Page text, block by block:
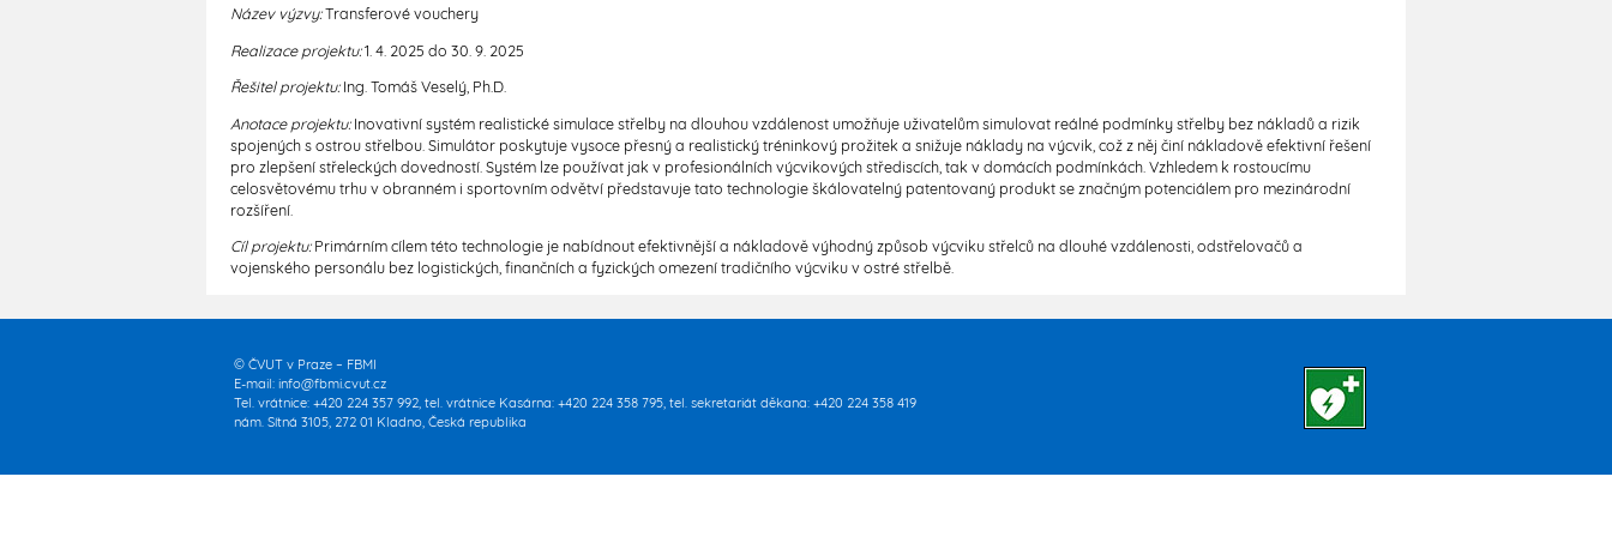
Název výzvy:Transferové vouchery
Realizace projektu:1. 4. 2025 do 30. 9. 2025
Řešitel projektu:Ing. Tomáš Veselý, Ph.D.
Anotace projektu:Inovativní systém realistické simulace střelby na dlouhou vzdálenost umožňuje uživatelům simulovat reálné podmínky střelby bez nákladů a rizik
spojených s ostrou střelbou. Simulátor poskytuje vysoce přesný a realistický tréninkový prožitek a snižuje náklady na výcvik, což z něj činí nákladově efektivní řešení
pro zlepšení střeleckých dovedností. Systém lze používat jak v profesionálních výcvikových střediscích, tak v domácích podmínkách. Vzhledem k rostoucímu
celosvětovému trhu v obranném i sportovním odvětví představuje tato technologie škálovatelný patentovaný produkt se značným potenciálem pro mezinárodní
rozšíření.
Cíl projektu:Primárním cílem této technologie je nabídnout efektivnější a nákladově výhodný způsob výcviku střelců na dlouhé vzdálenosti, odstřelovačů a
vojenského personálu bez logistických, finančních a fyzických omezení tradičního výcviku v ostré střelbě.
© ČVUT v Praze – FBMI
E-mail: info@fbmi.cvut.cz
Tel. vrátnice: +420 224 357 992, tel. vrátnice Kasárna: +420 224 358 795, tel. sekretariát děkana: +420 224 358 419
nám. Sítná 3105, 272 01 Kladno, Česká republika